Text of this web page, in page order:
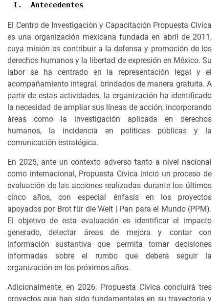
I. Antecedentes
El Centro de Investigación y Capacitación Propuesta Cívica
es una organización mexicana fundada en abril de 2011,
cuya misión es contribuir a la defensa y promoción de los
derechos humanos y la libertad de expresión en México. Su
labor se ha centrado en la representación legal y el
acompañamiento integral, brindados de manera gratuita. A
partir de estas actividades, la organización ha identificado
la necesidad de ampliar sus líneas de acción, incorporando
áreas como la investigación aplicada en derechos
humanos, la incidencia en políticas públicas y la
comunicación estratégica.
En 2025, ante un contexto adverso tanto a nivel nacional
como internacional, Propuesta Cívica inició un proceso de
evaluación de las acciones realizadas durante los últimos
cinco años, con especial énfasis en los proyectos
apoyados por Brot für die Welt | Pan para el Mundo (PPM).
El objetivo de esta evaluación es identificar el impacto
generado, detectar áreas de mejora y contar con
información sustantiva que permita tomar decisiones
informadas sobre el rumbo que deberá seguir la
organización en los próximos años.
Adicionalmente, en 2026, Propuesta Cívica concluirá tres
proyectos que han sido fundamentales en su trayectoria y